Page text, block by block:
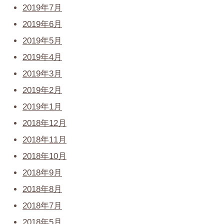
2019年7月
2019年6月
2019年5月
2019年4月
2019年3月
2019年2月
2019年1月
2018年12月
2018年11月
2018年10月
2018年9月
2018年8月
2018年7月